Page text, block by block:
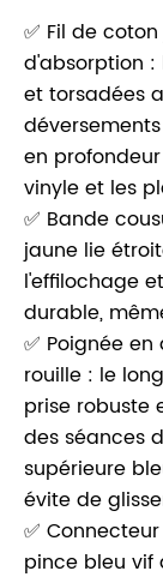
✅ Fil de
d'absorption :
et torsadées
en
vinyle et les
✅ Bande
jaune lie
l'effilochage
durable,
✅ Poignée
rouille : le
prise robuste
des séances
supérieure
évite de
✅
pince bleu vif